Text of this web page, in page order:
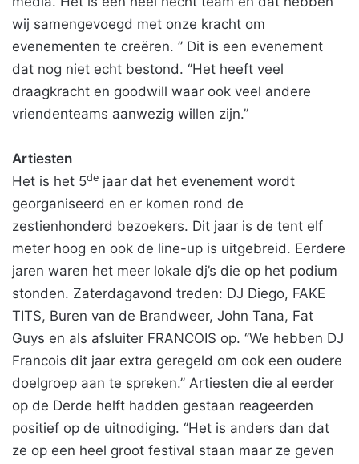
wij samengevoegd met onze kracht om
evenementen te creëren. ’’ Dit is een evenement
dat nog niet echt bestond. ‘’Het heeft veel
draagkracht en goodwill waar ook veel andere
vriendenteams aanwezig willen zijn.’’
Artiesten
Het is het 5de jaar dat het evenement wordt
georganiseerd en er komen rond de
zestienhonderd bezoekers. Dit jaar is de tent elf
meter hoog en ook de line-up is uitgebreid. Eerdere
jaren waren het meer lokale dj’s die op het podium
stonden. Zaterdagavond treden: DJ Diego, FAKE
TITS, Buren van de Brandweer, John Tana, Fat
Guys en als afsluiter FRANCOIS op. ‘’We hebben DJ
Francois dit jaar extra geregeld om ook een oudere
doelgroep aan te spreken.’’ Artiesten die al eerder
op de Derde helft hadden gestaan reageerden
positief op de uitnodiging. ‘’Het is anders dan dat
ze op een heel groot festival staan maar ze geven